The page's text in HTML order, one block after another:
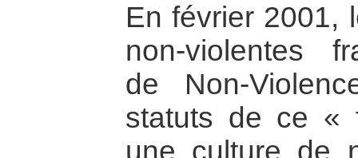
En février 2001,
non-violentes
de Non-
statuts de ce «
une culture de